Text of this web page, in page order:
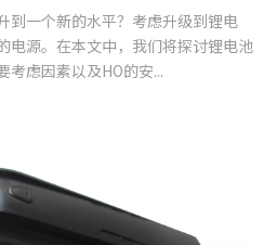
到一个新的水平？考虑升级到锂电
电源。在本文中，我们将探讨锂电池
考虑因素以及HO的安...